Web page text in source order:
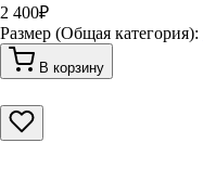
2 400₽
Размер (Общая категория):
В корзину